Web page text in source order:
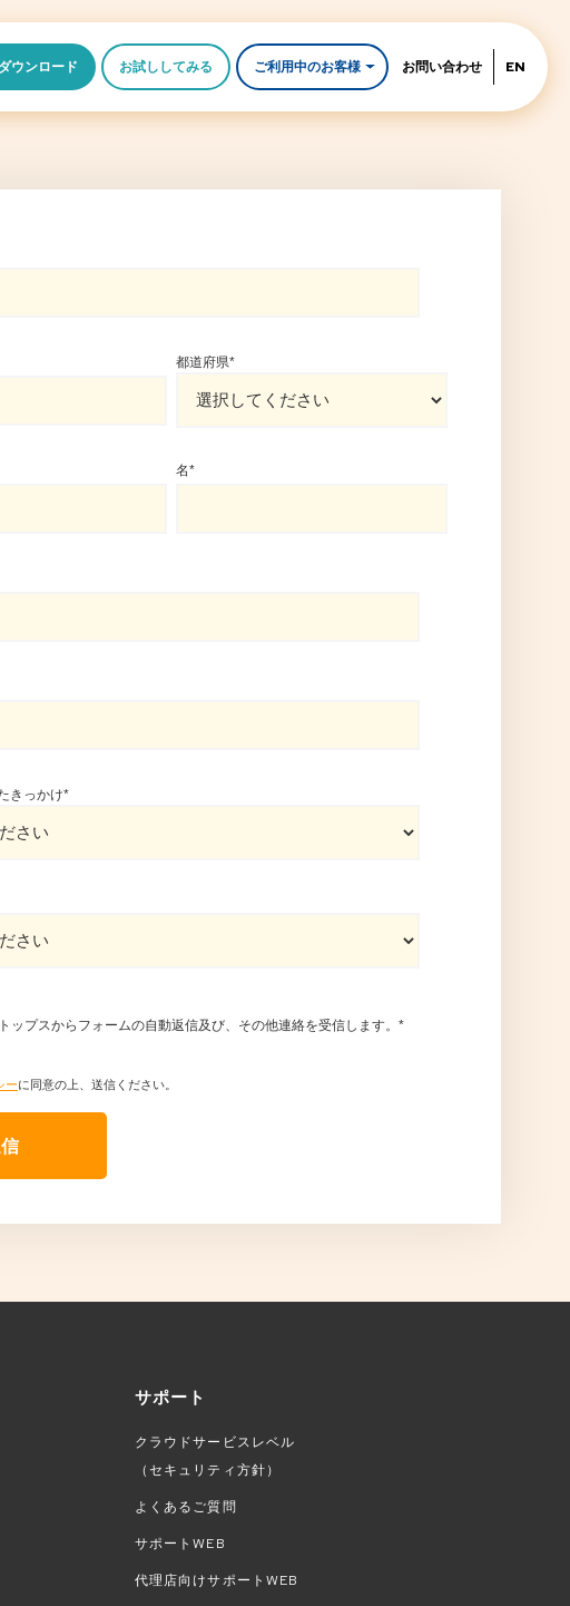
ウンロード お試ししてみる ご利用中のお客様 お問い合わせ EN
都道府県*
名*
きっかけ*
ップスからフォームの自動返信及び、その他連絡を受信します。 *
ーに同意の上、送信ください。
サポート
クラウドサービスレベル
（セキュリティ方針）
よくあるご質問
サポートWEB
代理店向けサポートWEB